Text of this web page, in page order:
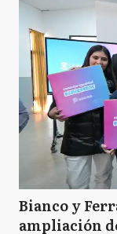
Bianco y
ampliación